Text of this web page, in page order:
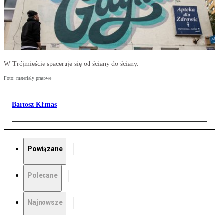
W Trójmieście spaceruje się od ściany do ściany.
Foto: materiały prasowe
Bartosz Klimas
Powiązane
Polecane
Najnowsze